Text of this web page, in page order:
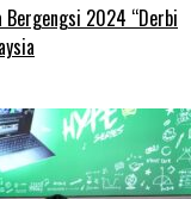
Bergengsi 2024 “Derbi